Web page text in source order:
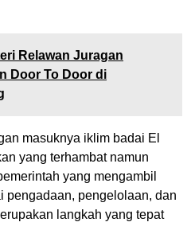
Relawan Juragan
Door To Door di
masuknya iklim badai El
yang terhambat namun
yang mengambil
pengadaan, pengelolaan, dan
langkah yang tepat